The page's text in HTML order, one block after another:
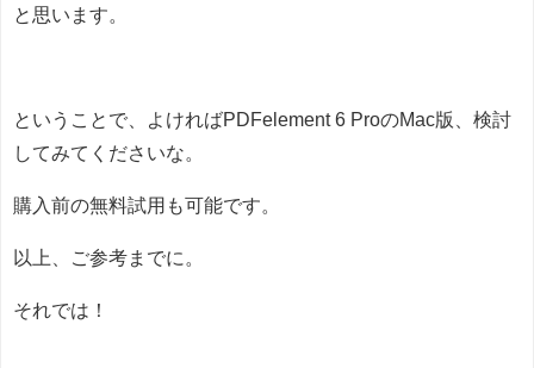
と思います。
ということで、よければPDFelement 6 ProのMac版、検討
してみてくださいな。
購入前の無料試用も可能です。
以上、ご参考までに。
それでは！